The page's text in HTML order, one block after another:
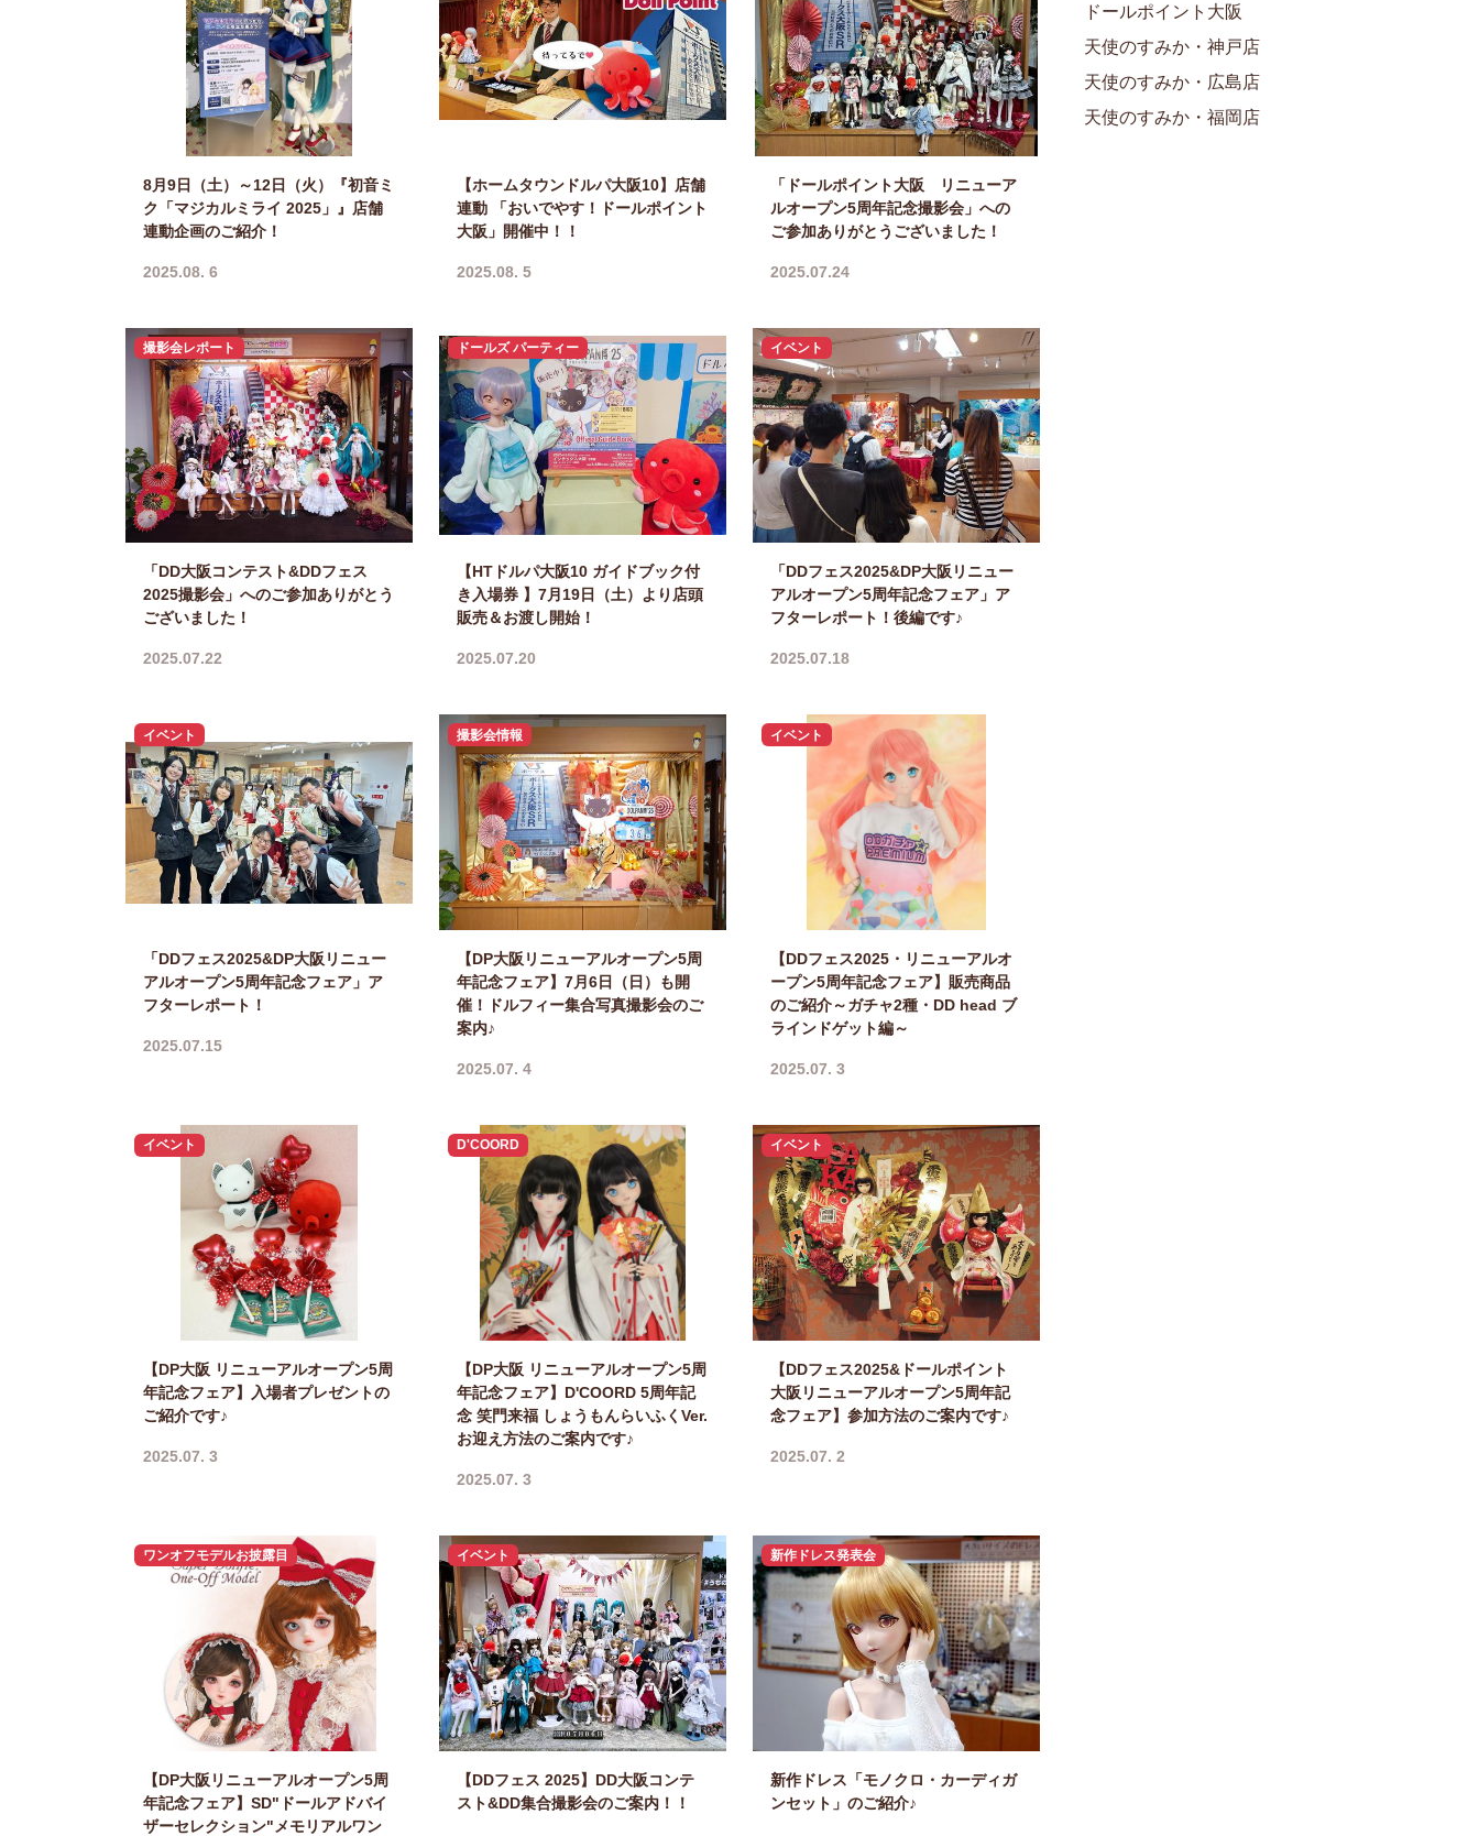
8月9日（土）～12日（火）『初音ミ
ク「マジカルミライ 2025」』店舗
連動企画のご紹介！
2025.08. 6
【ホームタウンドルパ大阪10】店舗
連動 「おいでやす！ドールポイント
大阪」開催中！！
2025.08. 5
「ドールポイント大阪 リニューア
ルオープン5周年記念撮影会」への
ご参加ありがとうございました！
2025.07.24
撮影会レポート
「DD大阪コンテスト&DDフェス
2025撮影会」へのご参加ありがとう
ございました！
2025.07.22
ドールズ パーティー
【HTドルパ大阪10 ガイドブック付
き入場券 】7月19日（土）より店頭
販売＆お渡し開始！
2025.07.20
イベント
「DDフェス2025&DP大阪リニュー
アルオープン5周年記念フェア」ア
フターレポート！後編です♪
2025.07.18
イベント
「DDフェス2025&DP大阪リニュー
アルオープン5周年記念フェア」ア
フターレポート！
2025.07.15
撮影会情報
【DP大阪リニューアルオープン5周
年記念フェア】7月6日（日）も開
催！ドルフィー集合写真撮影会のご
案内♪
2025.07. 4
イベント
【DDフェス2025・リニューアルオ
ープン5周年記念フェア】販売商品
のご紹介～ガチャ2種・DD head ブ
ラインドゲット編～
2025.07. 3
イベント
【DP大阪 リニューアルオープン5周
年記念フェア】入場者プレゼントの
ご紹介です♪
2025.07. 3
D'COORD
【DP大阪 リニューアルオープン5周
年記念フェア】D'COORD 5周年記
念 笑門来福 しょうもんらいふくVer.
お迎え方法のご案内です♪
2025.07. 3
イベント
【DDフェス2025&ドールポイント
大阪リニューアルオープン5周年記
念フェア】参加方法のご案内です♪
2025.07. 2
ワンオフモデルお披露目
【DP大阪リニューアルオープン5周
年記念フェア】SD"ドールアドバイ
ザーセレクション"メモリアルワン
イベント
【DDフェス 2025】DD大阪コンテ
スト&DD集合撮影会のご案内！！
新作ドレス発表会
新作ドレス「モノクロ・カーディガ
ンセット」のご紹介♪
ドールポイント大阪
天使のすみか・神戸店
天使のすみか・広島店
天使のすみか・福岡店